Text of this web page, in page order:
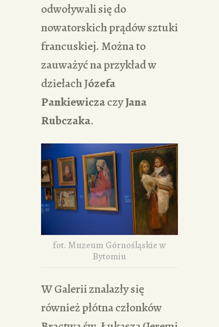
odwoływali się do
nowatorskich prądów sztuki
francuskiej. Można to
zauważyć na przykład w
dziełach Józefa
PankiewiczaczyJana
Rubczaka.
fot. Muzeum Górnośląskie w
Bytomiu
W Galerii znalazły się
również płótna członków